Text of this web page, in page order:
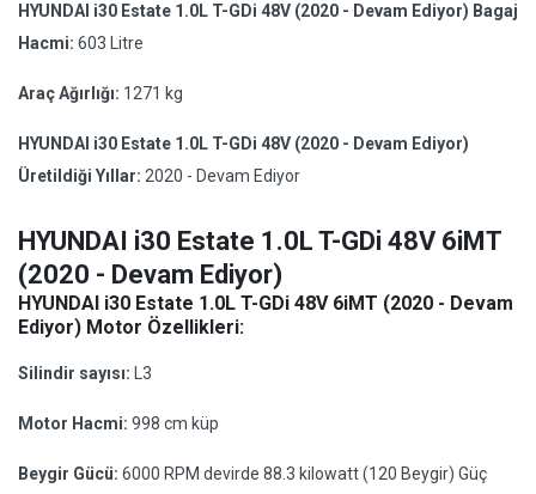
HYUNDAI i30 Estate 1.0L T-GDi 48V (2020 - Devam Ediyor) Bagaj
Hacmi: 603 Litre
Araç Ağırlığı: 1271 kg
HYUNDAI i30 Estate 1.0L T-GDi 48V (2020 - Devam Ediyor)
Üretildiği Yıllar: 2020 - Devam Ediyor
HYUNDAI i30 Estate 1.0L T-GDi 48V 6iMT
(2020 - Devam Ediyor)
HYUNDAI i30 Estate 1.0L T-GDi 48V 6iMT (2020 - Devam
Ediyor) Motor Özellikleri:
Silindir sayısı: L3
Motor Hacmi: 998 cm küp
Beygir Gücü: 6000 RPM devirde 88.3 kilowatt (120 Beygir) Güç